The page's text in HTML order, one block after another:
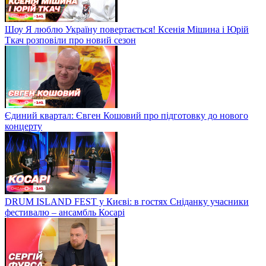
Шоу Я люблю Україну повертається! Ксенія Мішина і Юрій
Ткач розповіли про новий сезон
Єдиний квартал: Євген Кошовий про підготовку до нового
концерту
DRUM ISLAND FEST у Києві: в гостях Сніданку учасники
фестивалю – ансамбль Косарі